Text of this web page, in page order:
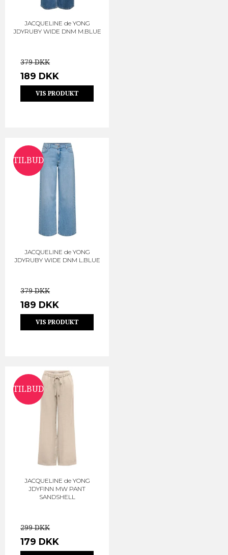
JACQUELINE de YONG
JDYRUBY WIDE DNM M.BLUE
379 DKK
189 DKK
VIS PRODUKT
TILBUD
JACQUELINE de YONG
JDYRUBY WIDE DNM L.BLUE
379 DKK
189 DKK
VIS PRODUKT
TILBUD
JACQUELINE de YONG
JDYFINN MW PANT
SANDSHELL
299 DKK
179 DKK